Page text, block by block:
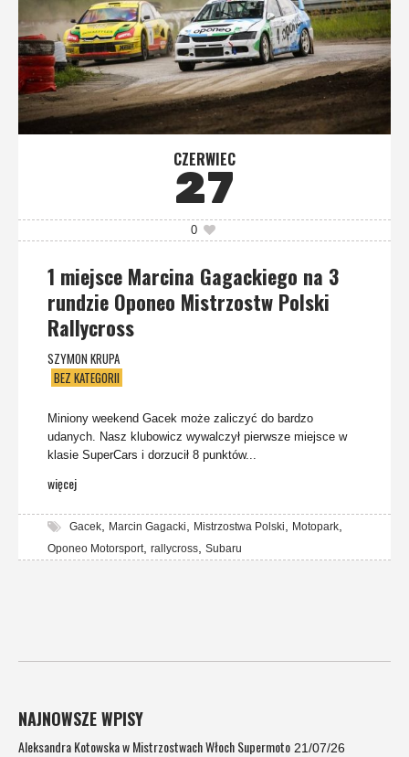
CZERWIEC
27
0
1 miejsce Marcina Gagackiego na 3
rundzie Oponeo Mistrzostw Polski
Rallycross
SZYMON KRUPA
BEZ KATEGORII
Miniony weekend Gacek może zaliczyć do bardzo
udanych. Nasz klubowicz wywalczył pierwsze miejsce w
klasie SuperCars i dorzucił 8 punktów...
więcej
Gacek Marcin Gagacki Mistrzostwa Polski Motopark
Oponeo Motorsport rallycross Subaru
NAJNOWSZE WPISY
Aleksandra Kotowska w Mistrzostwach Włoch Supermoto 21/07/26